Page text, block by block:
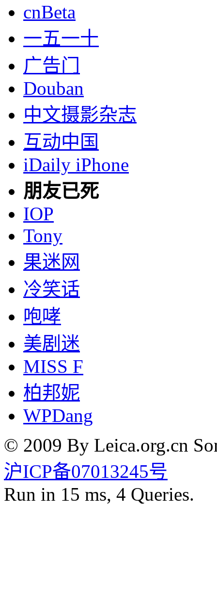
cnBeta
一五一十
广告门
Douban
中文摄影杂志
互动中国
iDaily iPhone
朋友已死
IOP
Tony
果迷网
冷笑话
咆哮
美剧迷
MISS F
柏邦妮
WPDang
© 2009 By Leica.org.cn
沪ICP备07013245号
Run in 15 ms, 4 Queries.